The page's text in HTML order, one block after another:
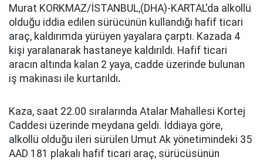
Murat KORKMAZ/İSTANBUL,(DHA)-KARTAL'da alkollü
olduğu iddia edilen sürücünün kullandığı hafif ticari
araç, kaldırımda yürüyen yayalara çarptı. Kazada 4
kişi yaralanarak hastaneye kaldırıldı. Hafif ticari
aracın altında kalan 2 yaya, cadde üzerinde bulunan
iş makinası ile kurtarıldı.
Kaza, saat 22.00 sıralarında Atalar Mahallesi Kortej
Caddesi üzerinde meydana geldi. İddiaya göre,
alkollü olduğu ileri sürülen Umut Ak yönetimindeki 35
AAD 181 plakalı hafif ticari araç, sürücüsünün